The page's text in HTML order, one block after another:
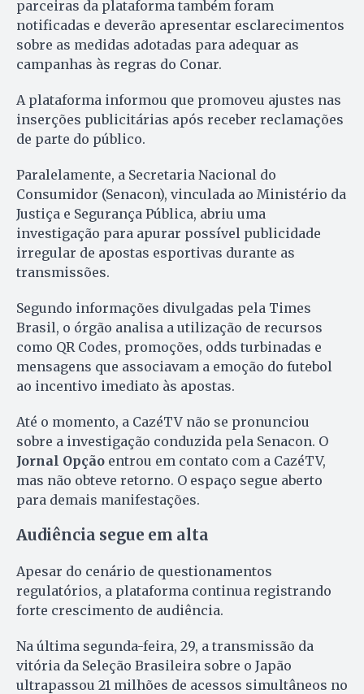
parceiras da plataforma também foram
notificadas e deverão apresentar esclarecimentos
sobre as medidas adotadas para adequar as
campanhas às regras do Conar.
A plataforma informou que promoveu ajustes nas
inserções publicitárias após receber reclamações
de parte do público.
Paralelamente, a Secretaria Nacional do
Consumidor (Senacon), vinculada ao Ministério da
Justiça e Segurança Pública, abriu uma
investigação para apurar possível publicidade
irregular de apostas esportivas durante as
transmissões.
Segundo informações divulgadas pela Times
Brasil, o órgão analisa a utilização de recursos
como QR Codes, promoções, odds turbinadas e
mensagens que associavam a emoção do futebol
ao incentivo imediato às apostas.
Até o momento, a CazéTV não se pronunciou
sobre a investigação conduzida pela Senacon. O
Jornal Opção entrou em contato com a CazéTV,
mas não obteve retorno. O espaço segue aberto
para demais manifestações.
Audiência segue em alta
Apesar do cenário de questionamentos
regulatórios, a plataforma continua registrando
forte crescimento de audiência.
Na última segunda-feira, 29, a transmissão da
vitória da Seleção Brasileira sobre o Japão
ultrapassou 21 milhões de acessos simultâneos no